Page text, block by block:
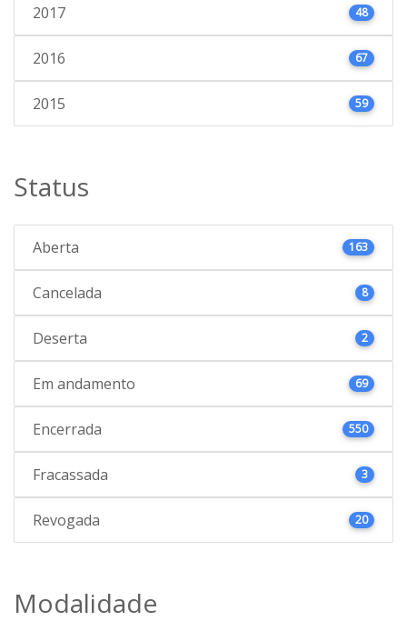
2017 48
2016 67
2015 59
Status
Aberta 163
Cancelada 8
Deserta 2
Em andamento 69
Encerrada 550
Fracassada 3
Revogada 20
Modalidade